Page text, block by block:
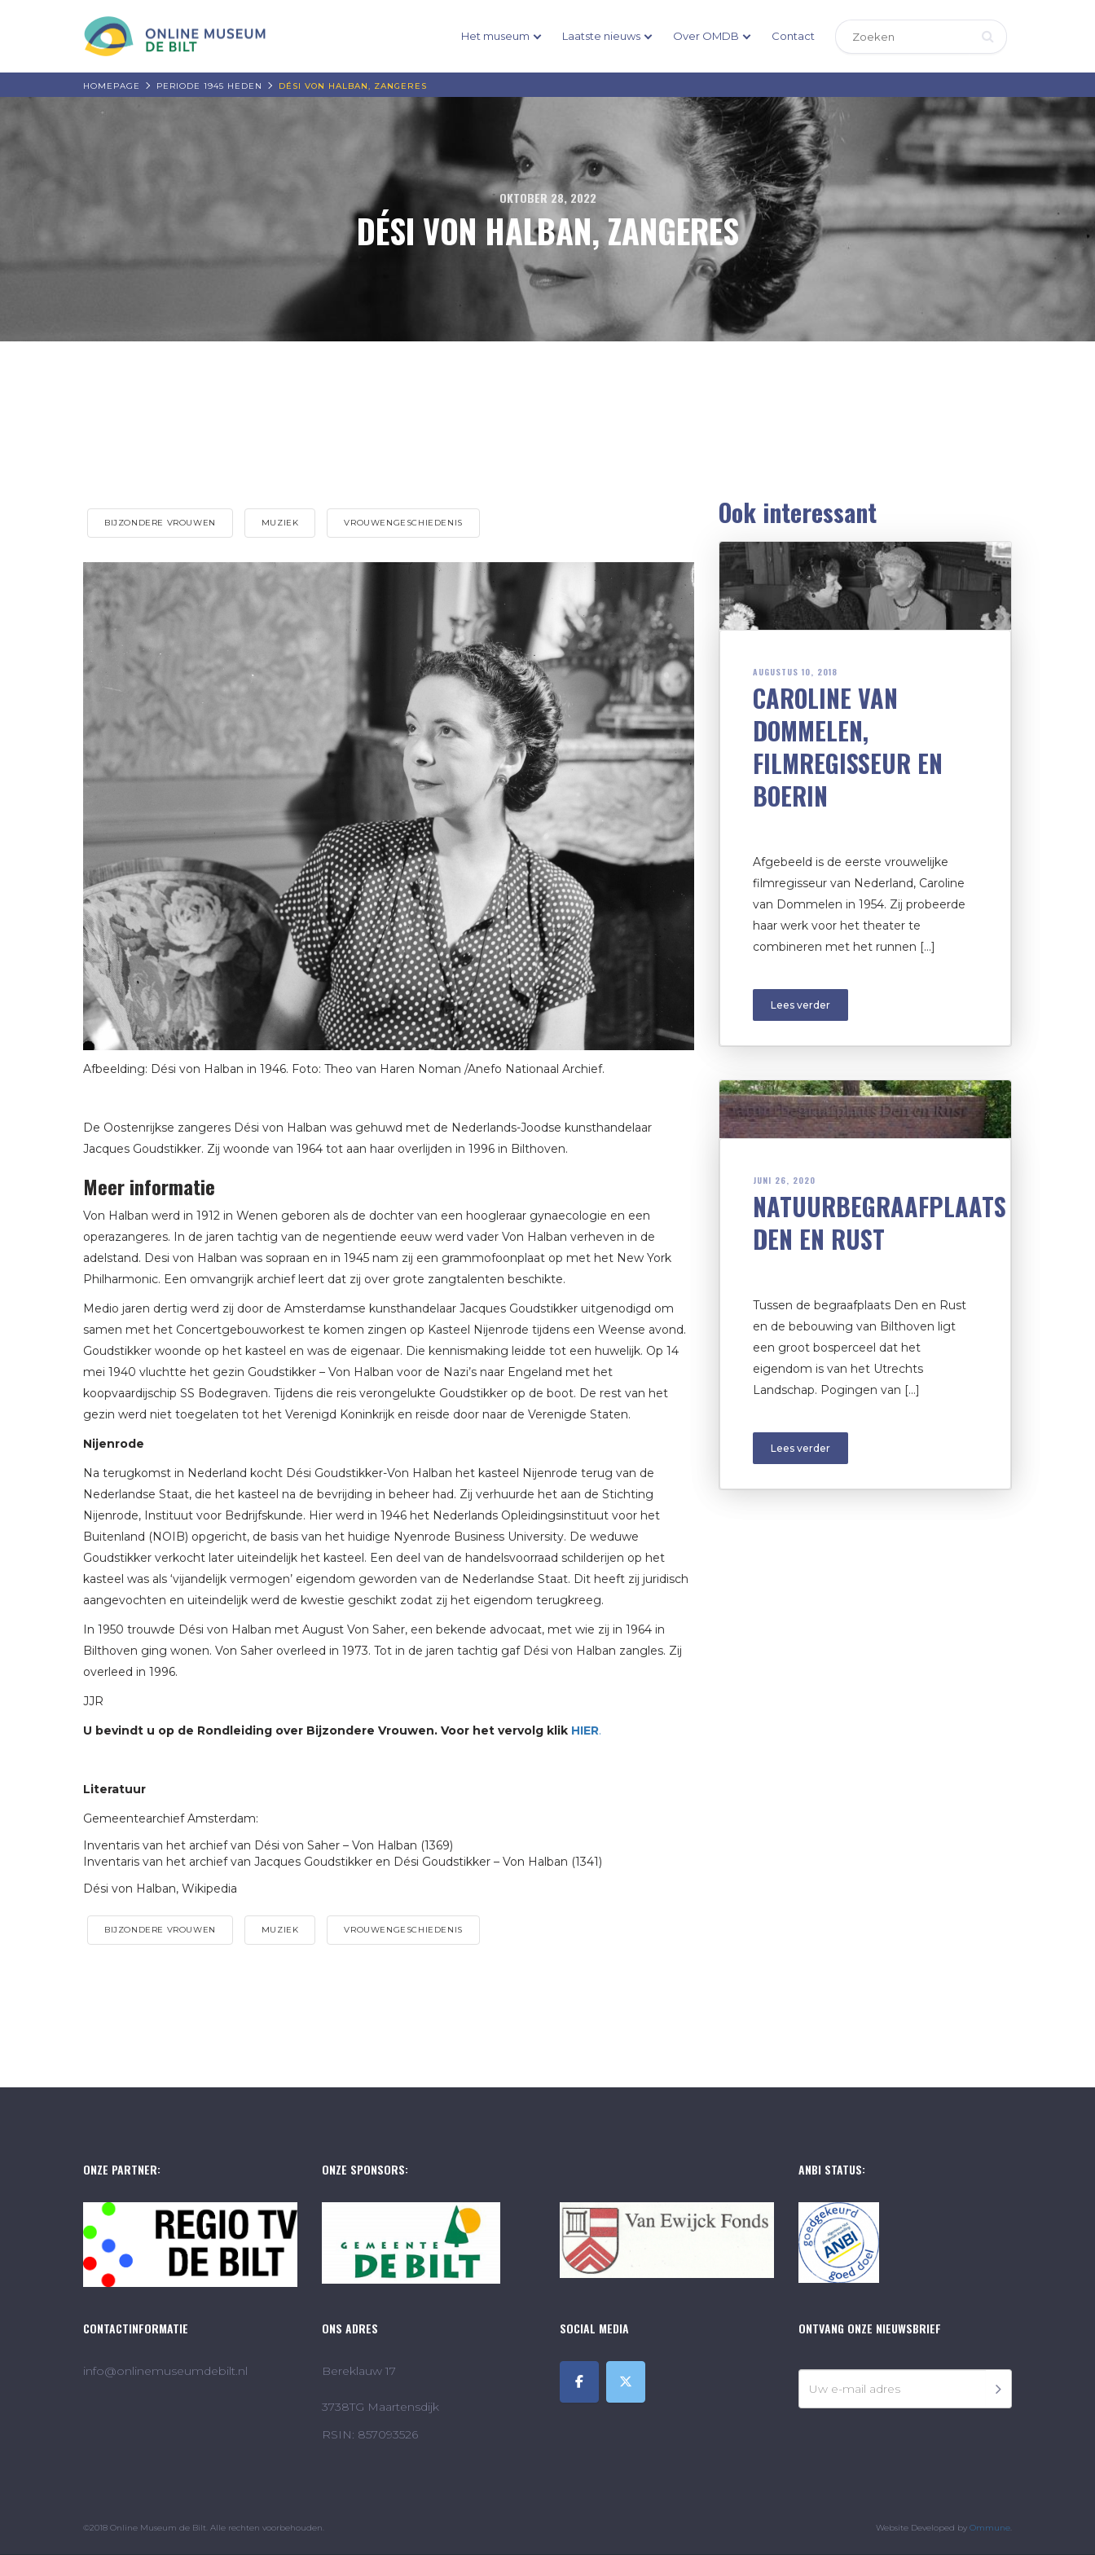
Het museum Laatste nieuws Over OMDB Contact
HOMEPAGE PERIODE 1945 HEDEN DÉSI VON HALBAN, ZANGERES
OKTOBER 28, 2022
DÉSI VON HALBAN, ZANGERES
BIJZONDERE VROUWEN MUZIEK VROUWENGESCHIEDENIS
Afbeelding: Dési von Halban in 1946. Foto: Theo van Haren Noman /Anefo Nationaal Archief.
De Oostenrijkse zangeres Dési von Halban was gehuwd met de Nederlands-Joodse kunsthandelaar
Jacques Goudstikker. Zij woonde van 1964 tot aan haar overlijden in 1996 in Bilthoven.
Meer informatie
Von Halban werd in 1912 in Wenen geboren als de dochter van een hoogleraar gynaecologie en een
operazangeres. In de jaren tachtig van de negentiende eeuw werd vader Von Halban verheven in de
adelstand. Desi von Halban was sopraan en in 1945 nam zij een grammofoonplaat op met het New York
Philharmonic. Een omvangrijk archief leert dat zij over grote zangtalenten beschikte.
Medio jaren dertig werd zij door de Amsterdamse kunsthandelaar Jacques Goudstikker uitgenodigd om
samen met het Concertgebouworkest te komen zingen op Kasteel Nijenrode tijdens een Weense avond.
Goudstikker woonde op het kasteel en was de eigenaar. Die kennismaking leidde tot een huwelijk. Op 14
mei 1940 vluchtte het gezin Goudstikker – Von Halban voor de Nazi’s naar Engeland met het
koopvaardijschip SS Bodegraven. Tijdens die reis verongelukte Goudstikker op de boot. De rest van het
gezin werd niet toegelaten tot het Verenigd Koninkrijk en reisde door naar de Verenigde Staten.
Nijenrode
Na terugkomst in Nederland kocht Dési Goudstikker-Von Halban het kasteel Nijenrode terug van de
Nederlandse Staat, die het kasteel na de bevrijding in beheer had. Zij verhuurde het aan de Stichting
Nijenrode, Instituut voor Bedrijfskunde. Hier werd in 1946 het Nederlands Opleidingsinstituut voor het
Buitenland (NOIB) opgericht, de basis van het huidige Nyenrode Business University. De weduwe
Goudstikker verkocht later uiteindelijk het kasteel. Een deel van de handelsvoorraad schilderijen op het
kasteel was als ‘vijandelijk vermogen’ eigendom geworden van de Nederlandse Staat. Dit heeft zij juridisch
aangevochten en uiteindelijk werd de kwestie geschikt zodat zij het eigendom terugkreeg.
In 1950 trouwde Dési von Halban met August Von Saher, een bekende advocaat, met wie zij in 1964 in
Bilthoven ging wonen. Von Saher overleed in 1973. Tot in de jaren tachtig gaf Dési von Halban zangles. Zij
overleed in 1996.
JJR
U bevindt u op de Rondleiding over Bijzondere Vrouwen. Voor het vervolg klik HIER.
Literatuur
Gemeentearchief Amsterdam:
Inventaris van het archief van Dési von Saher – Von Halban (1369)
Inventaris van het archief van Jacques Goudstikker en Dési Goudstikker – Von Halban (1341)
Dési von Halban, Wikipedia
BIJZONDERE VROUWEN MUZIEK VROUWENGESCHIEDENIS
Ook interessant
AUGUSTUS 10, 2018
CAROLINE VAN
DOMMELEN,
FILMREGISSEUR EN
BOERIN
Afgebeeld is de eerste vrouwelijke
filmregisseur van Nederland, Caroline
van Dommelen in 1954. Zij probeerde
haar werk voor het theater te
combineren met het runnen […]
Lees verder
JUNI 26, 2020
NATUURBEGRAAFPLAATS
DEN EN RUST
Tussen de begraafplaats Den en Rust
en de bebouwing van Bilthoven ligt
een groot bosperceel dat het
eigendom is van het Utrechts
Landschap. Pogingen van […]
Lees verder
ONZE PARTNER: ONZE SPONSORS: ANBI STATUS:
CONTACTINFORMATIE
info@onlinemuseumdebilt.nl
ONS ADRES
Bereklauw 17
3738TG Maartensdijk
RSIN: 857093526
SOCIAL MEDIA ONTVANG ONZE NIEUWSBRIEF
©2018 Online Museum de Bilt. Alle rechten voorbehouden. Website Developed by Ommune